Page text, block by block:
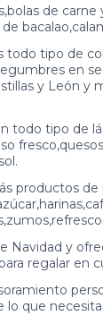
de carne
todo tipo de
en
y León y
todo tipo de
productos de
Navidad y
regalar en
lo que